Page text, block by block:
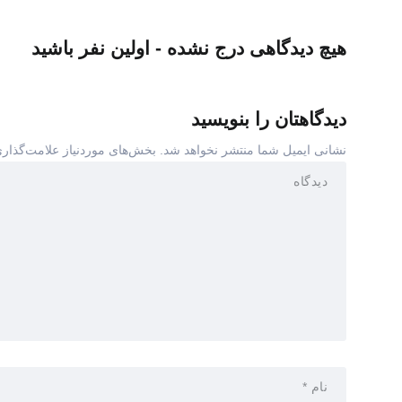
هیچ دیدگاهی درج نشده - اولین نفر باشید
دیدگاهتان را بنویسید
نشانی ایمیل شما منتشر نخواهد شد. بخش‌های موردنیاز